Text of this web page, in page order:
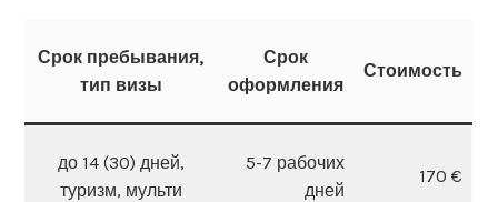
Срок пребывания,
тип визы
Срок
оформления
Стоимость
до 14 (30) дней,
туризм, мульти
5-7 рабочих
дней
170 €